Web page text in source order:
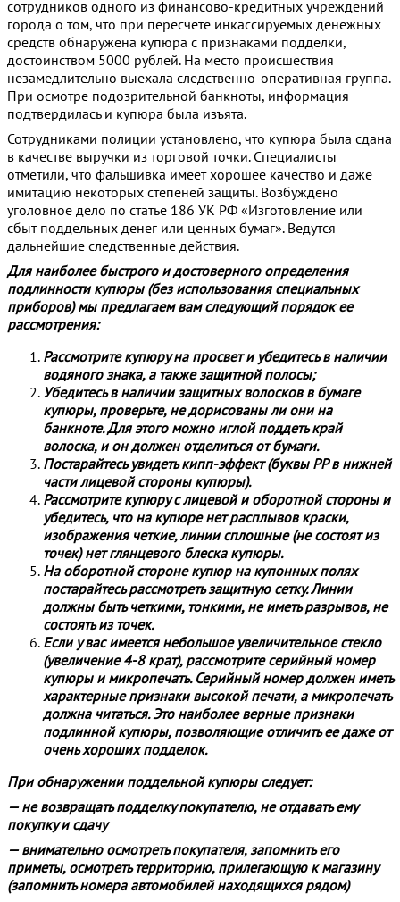
сотрудников одного из финансово-кредитных учреждений
города о том, что при пересчете инкассируемых денежных
средств обнаружена купюра с признаками подделки,
достоинством 5000 рублей. На место происшествия
незамедлительно выехала следственно-оперативная группа.
При осмотре подозрительной банкноты, информация
подтвердилась и купюра была изъята.
Сотрудниками полиции установлено, что купюра была сдана
в качестве выручки из торговой точки. Специалисты
отметили, что фальшивка имеет хорошее качество и даже
имитацию некоторых степеней защиты. Возбуждено
уголовное дело по статье 186 УК РФ «Изготовление или
сбыт поддельных денег или ценных бумаг». Ведутся
дальнейшие следственные действия.
Для наиболее быстрого и достоверного определения
подлинности купюры (без использования специальных
приборов) мы предлагаем вам следующий порядок ее
рассмотрения:
Рассмотрите купюру на просвет и убедитесь в наличии
водяного знака, а также защитной полосы;
Убедитесь в наличии защитных волосков в бумаге
купюры, проверьте, не дорисованы ли они на
банкноте. Для этого можно иглой поддеть край
волоска, и он должен отделиться от бумаги.
Постарайтесь увидеть кипп-эффект (буквы РР в нижней
части лицевой стороны купюры).
Рассмотрите купюру с лицевой и оборотной стороны и
убедитесь, что на купюре нет расплывов краски,
изображения четкие, линии сплошные (не состоят из
точек) нет глянцевого блеска купюры.
На оборотной стороне купюр на купонных полях
постарайтесь рассмотреть защитную сетку. Линии
должны быть четкими, тонкими, не иметь разрывов, не
состоять из точек.
Если у вас имеется небольшое увеличительное стекло
(увеличение 4-8 крат), рассмотрите серийный номер
купюры и микропечать. Серийный номер должен иметь
характерные признаки высокой печати, а микропечать
должна читаться. Это наиболее верные признаки
подлинной купюры, позволяющие отличить ее даже от
очень хороших подделок.
При обнаружении поддельной купюры следует:
— не возвращать подделку покупателю, не отдавать ему
покупку и сдачу
— внимательно осмотреть покупателя, запомнить его
приметы, осмотреть территорию, прилегающую к магазину
(запомнить номера автомобилей находящихся рядом)